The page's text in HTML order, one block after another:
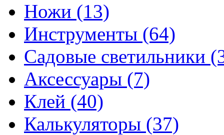
Ножи (13)
Инструменты (64)
Садовые светильники
Аксессуары (7)
Клей (40)
Калькуляторы (37)